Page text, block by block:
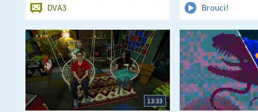
DVA3 Brouci!
13:33